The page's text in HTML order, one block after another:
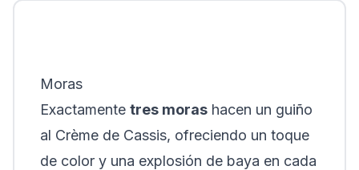
Moras
Exactamente tres moras hacen un guiño
al Crème de Cassis, ofreciendo un toque
de color y una explosión de baya en cada